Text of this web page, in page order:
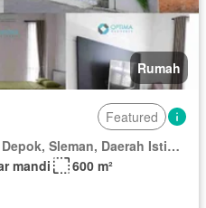
Rumah
Featured
Kentungan, Condongcatur, Depok, Sleman, Daerah Istimewa Yogyakarta
mandi
600 m²